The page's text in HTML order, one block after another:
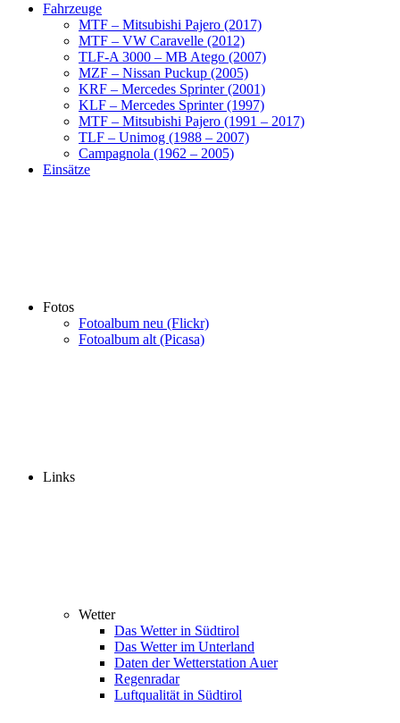
Fahrzeuge
MTF – Mitsubishi Pajero (2017)
MTF – VW Caravelle (2012)
TLF-A 3000 – MB Atego (2007)
MZF – Nissan Puckup (2005)
KRF – Mercedes Sprinter (2001)
KLF – Mercedes Sprinter (1997)
MTF – Mitsubishi Pajero (1991 – 2017)
TLF – Unimog (1988 – 2007)
Campagnola (1962 – 2005)
Einsätze
Fotos
Fotoalbum neu (Flickr)
Fotoalbum alt (Picasa)
Links
Wetter
Das Wetter in Südtirol
Das Wetter im Unterland
Daten der Wetterstation Auer
Regenradar
Luftqualität in Südtirol